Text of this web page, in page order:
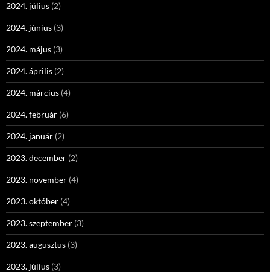
2024. július (2)
2024. június (3)
2024. május (3)
2024. április (2)
2024. március (4)
2024. február (6)
2024. január (2)
2023. december (2)
2023. november (4)
2023. október (4)
2023. szeptember (3)
2023. augusztus (3)
2023. július (3)